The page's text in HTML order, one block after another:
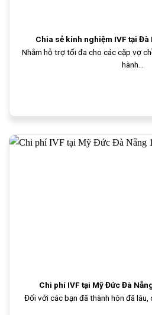
Chia sẻ kinh nghiệm IVF tại
Nhằm hỗ trợ tối đa cho các cặp vợ
hành...
Chi phí IVF tại Mỹ Đức Đà
Đối với các bạn đã thành hôn đã lâu,